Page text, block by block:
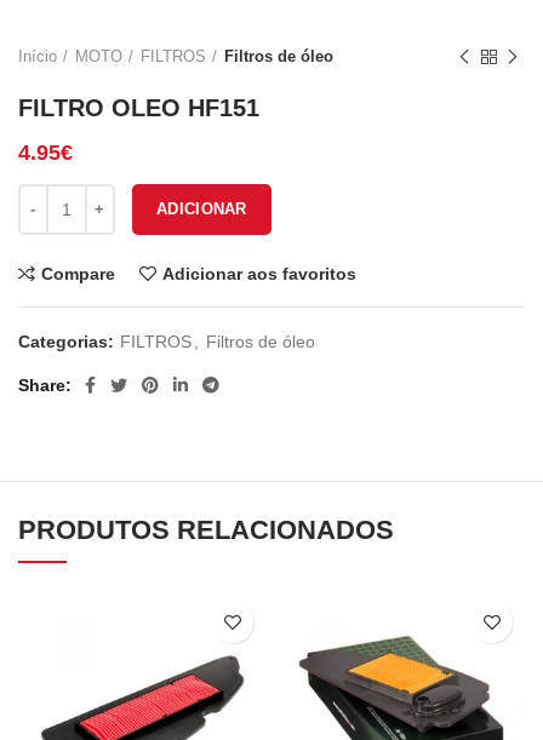
Início MOTO FILTROS Filtros de óleo
FILTRO OLEO HF151
4.95€
ADICIONAR
Compare Adicionar aos favoritos
Categorias: FILTROS Filtros de óleo
Share
PRODUTOS RELACIONADOS